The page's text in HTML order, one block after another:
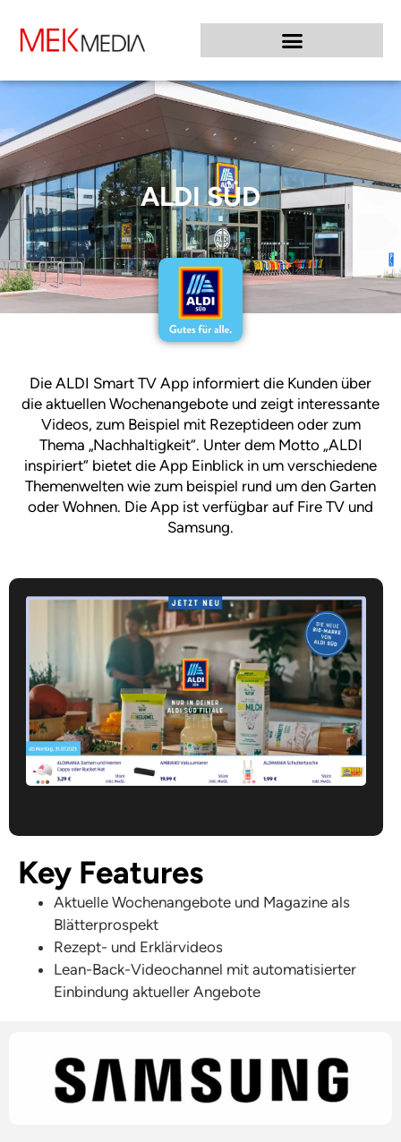
ALDI SÜD
Die ALDI Smart TV App informiert die Kunden über
die aktuellen Wochenangebote und zeigt interessante
Videos, zum Beispiel mit Rezeptideen oder zum
Thema „Nachhaltigkeit“. Unter dem Motto „ALDI
inspiriert“ bietet die App Einblick in um verschiedene
Themenwelten wie zum beispiel rund um den Garten
oder Wohnen. Die App ist verfügbar auf Fire TV und
Samsung.
Key Features
Aktuelle Wochenangebote und Magazine als
Blätterprospekt
Rezept- und Erklärvideos
Lean-Back-Videochannel mit automatisierter
Einbindung aktueller Angebote